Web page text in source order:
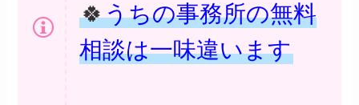
🍀うちの事務所の無料
相談は一味違います